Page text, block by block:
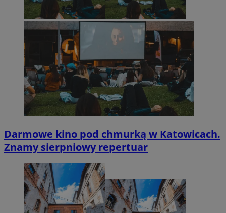
Darmowe kino pod chmurką w Katowicach.
Znamy sierpniowy repertuar